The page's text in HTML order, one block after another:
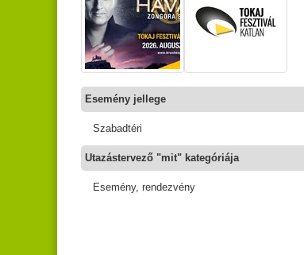
Esemény jellege
Szabadtéri
Utazástervező "mit" kategóriája
Esemény, rendezvény